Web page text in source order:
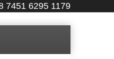
7451 6295 1179